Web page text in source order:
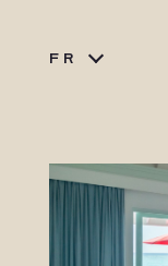
FR